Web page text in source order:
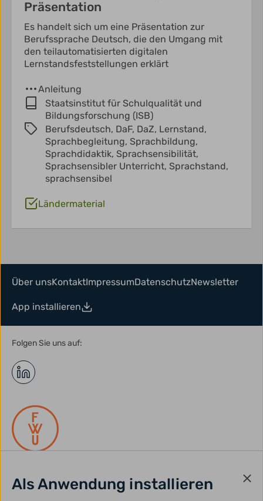
Präsentation
Es handelt sich um eine Präsentation zur
Berufssprache Deutsch, die den Umgang mit
den teilautomatisierten digitalen
Lernstandsfeststellungen erklärt
Anleitung
Staatsinstitut für Schulqualität und
Bildungsforschung (ISB)
Berufsdeutsch, DaF, DaZ, Lernstand,
Sprachbegleitung, Sprachbildung,
Sprachdidaktik, Sprachsensibilität,
Sprachsensibler Unterricht, Sprachstand,
sprachsensibel
Ländermaterial
Als Anwendung installieren
Über unsKontaktImpressumDatenschutzNewsletter
App installieren
Folgen Sie uns auf:
gefördert durch: